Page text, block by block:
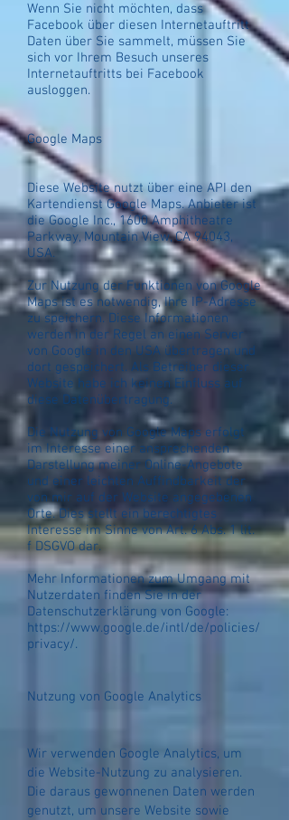
Wenn Sie nicht möchten, dass
Facebook über diesen Internetauftritt
Daten über Sie sammelt, müssen Sie
sich vor Ihrem Besuch unseres
Internetauftritts bei Facebook
ausloggen.
Google Maps
Diese Website nutzt über eine API den
Kartendienst Google Maps. Anbieter ist
die Google Inc., 1600 Amphitheatre
Parkway, Mountain View, CA 94043,
USA.
Zur Nutzung der Funktionen von Google
Maps ist es notwendig, Ihre IP-Adresse
zu speichern. Diese Informationen
werden in der Regel an einen Server
von Google in den USA übertragen und
dort gespeichert. Als Betreiber dieser
Website habe ich keinen Einfluss auf
diese Datenübertragung.
Die Nutzung von Google Maps erfolgt
im Interesse einer ansprechenden
Darstellung meiner Online-Angebote
und einer leichten Auffindbarkeit der
von mir auf der Website angegebenen
Orte. Dies stellt ein berechtigtes
Interesse im Sinne von Art. 6 Abs. 1 lit.
f DSGVO dar.
Mehr Informationen zum Umgang mit
Nutzerdaten finden Sie in der
Datenschutzerklärung von Google:
https://www.google.de/intl/de/policies/
privacy/.
Nutzung von Google Analytics
Wir verwenden Google Analytics, um
die Website-Nutzung zu analysieren.
Die daraus gewonnenen Daten werden
genutzt, um unsere Website sowie